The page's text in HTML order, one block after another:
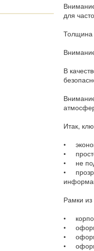
для
Толщина
В
Итак,
•
•
• не
•
Рамки
•
•
•
•